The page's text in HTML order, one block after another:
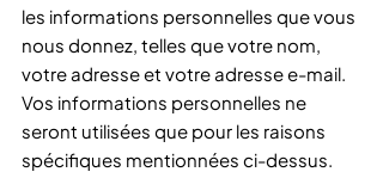
les informations personnelles que vous
nous donnez, telles que votre nom,
votre adresse et votre adresse e-mail.
Vos informations personnelles ne
seront utilisées que pour les raisons
spécifiques mentionnées ci-dessus.